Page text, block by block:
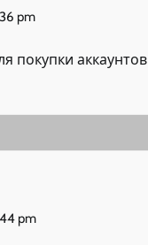
pm
покупки аккаунтов
pm